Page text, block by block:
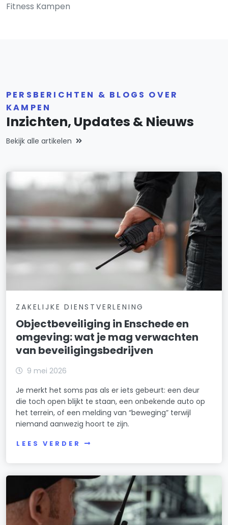
Fitness Kampen
PERSBERICHTEN & BLOGS OVER
KAMPEN
Inzichten, Updates & Nieuws
Bekijk alle artikelen
ZAKELIJKE DIENSTVERLENING
Objectbeveiliging in Enschede en
omgeving: wat je mag verwachten
van beveiligingsbedrijven
9 mei 2026
Je merkt het soms pas als er iets gebeurt: een deur
die toch open blijkt te staan, een onbekende auto op
het terrein, of een melding van “beweging” terwijl
niemand aanwezig hoort te zijn.
LEES VERDER